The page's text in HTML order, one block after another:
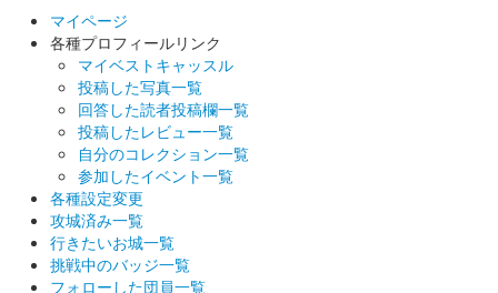
マイページ
各種プロフィールリンク
マイベストキャッスル
投稿した写真一覧
回答した読者投稿欄一覧
投稿したレビュー一覧
自分のコレクション一覧
参加したイベント一覧
各種設定変更
攻城済み一覧
行きたいお城一覧
挑戦中のバッジ一覧
フォローした団員一覧